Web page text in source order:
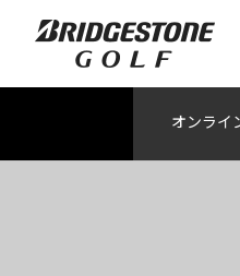
オンライ